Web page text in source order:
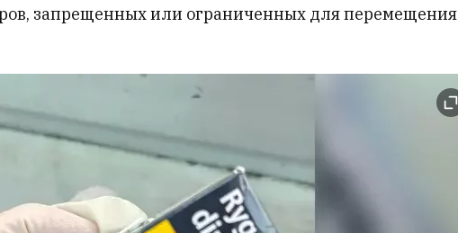
запрещенных или ограниченных для перемещения